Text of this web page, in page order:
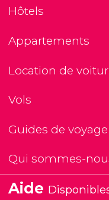
Hôtels
Appartements
Location de
Vols
Guides de
Qui sommes-
Aide